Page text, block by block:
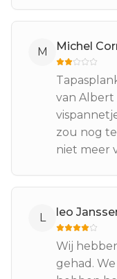
M Michel
van Albert
zou nog
niet meer
L leo
Wij
gehad.